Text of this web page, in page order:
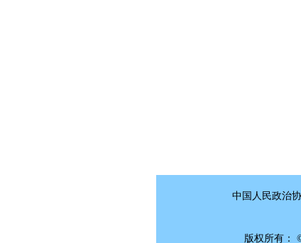
中国人民政
版权所有